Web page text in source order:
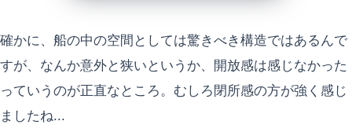
確かに、船の中の空間としては驚きべき構造ではあるんで
すが、なんか意外と狭いというか、開放感は感じなかった
っていうのが正直なところ。むしろ閉所感の方が強く感じ
ましたね...